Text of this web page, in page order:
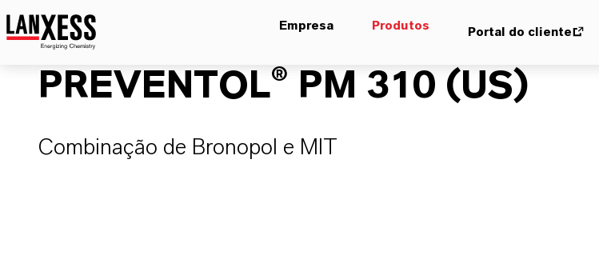
Empresa Produtos Portal do cliente
PREVENTOL® PM 310 (US)
Combinação de Bronopol e MIT